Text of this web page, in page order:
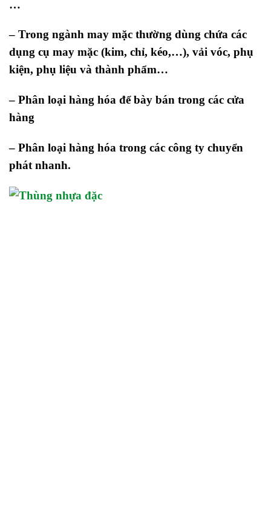
…
– Trong ngành may mặc thường dùng chứa các
dụng cụ may mặc (kim, chỉ, kéo,…), vải vóc, phụ
kiện, phụ liệu và thành phẩm…
– Phân loại hàng hóa để bày bán trong các cửa
hàng
– Phân loại hàng hóa trong các công ty chuyển
phát nhanh.